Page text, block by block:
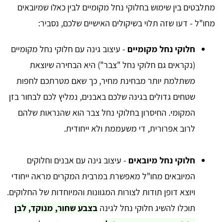
מתלבטים בין שימוש בחלוקי נחל מקומיים לבין כאלו שמיובאים
מחו"ל - דעו שזה תלוי בשיקולים האישיים שלכם, נסביר:
חלוקי נחל מקומיים - עיצוב גינה עם חלוקי נחל מקומיים
(נקראים גם חלוקי נחל "צבר") היא הבחירה שיוצאת
משתלמת יותר מבחינת מחיר, כך שאם מטרתכם לחפות
שטחים גדולים בגינה שלכם באבנים, נמליץ לכם לבחור בזן
המקומי. החיסרון בחלוקי נחל צבר הוא שהנראות שלהם
לרוב אפרורית, די משעממת ולא ייחודית.
חלוקי נחל מיובאים - עיצוב גינה עם אבנים וחלוקים
המיובאים מחו"ל מאפשרת במרבית המקרים מראה ייחודי
ויוצא דופן תודות לצורות המגוונות והמיוחדות של החלוקים.
תוכלו להשיג חלוקי נחל לגינה בצבע שחור, מנוקד, לבן